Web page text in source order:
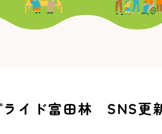
ライド富田林 SNS更